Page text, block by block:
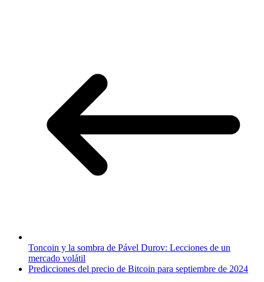
Toncoin y la sombra de Pável Durov: Lecciones de un
mercado volátil
Predicciones del precio de Bitcoin para septiembre de 2024